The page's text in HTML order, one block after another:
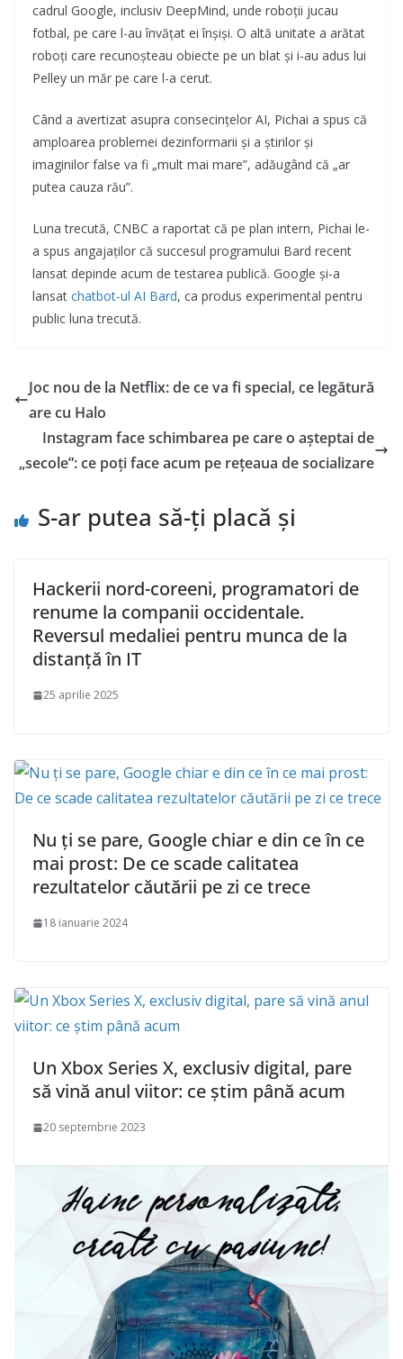
cadrul Google, inclusiv DeepMind, unde roboții jucau
fotbal, pe care l-au învățat ei înșiși. O altă unitate a arătat
roboți care recunoșteau obiecte pe un blat și i-au adus lui
Pelley un măr pe care l-a cerut.
Când a avertizat asupra consecințelor AI, Pichai a spus că
amploarea problemei dezinformarii și a știrilor și
imaginilor false va fi „mult mai mare”, adăugând că „ar
putea cauza rău”.
Luna trecută, CNBC a raportat că pe plan intern, Pichai le-
a spus angajaților că succesul programului Bard recent
lansat depinde acum de testarea publică. Google și-a
lansat chatbot-ul AI Bard, ca produs experimental pentru
public luna trecută.
Joc nou de la Netflix: de ce va fi special, ce legătură
are cu Halo
Instagram face schimbarea pe care o așteptai de
„secole”: ce poți face acum pe rețeaua de socializare
S-ar putea să-ți placă și
Hackerii nord-coreeni, programatori de
renume la companii occidentale.
Reversul medaliei pentru munca de la
distanță în IT
25 aprilie 2025
Nu ți se pare, Google chiar e din ce în ce
mai prost: De ce scade calitatea
rezultatelor căutării pe zi ce trece
18 ianuarie 2024
Un Xbox Series X, exclusiv digital, pare
să vină anul viitor: ce știm până acum
20 septembrie 2023